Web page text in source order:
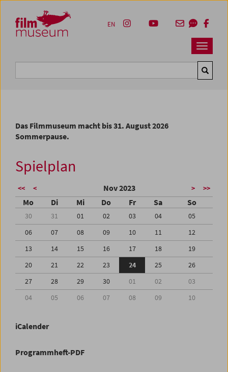
Zum Inhalt
Zum Hauptmenü
Zur Servicenavigation
Zum Suche
Navbar
EN
Das Filmmuseum macht bis 31. August 2026
Sommerpause.
Spielplan
<< < Nov 2023 > >>
Mo Di Mi Do Fr Sa So
30 31 01 02 03 04
05
06
07 08 09 10 11
12
13
14 15 16 17 18
19
20
21 22 23 24 25
26
27
28 29 30 01 02
03
04
05 06 07 08 09 10
iCalender
Programmheft-PDF